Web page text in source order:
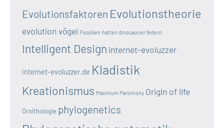
Evolutionsfaktoren Evolutionstheorie
evolution vögel Fossilien hatten dinosaurier federn
Intelligent Design internet-evoluzzer
internet-evoluzzer.de Kladistik
Kreationismus Maximum Parsimony Origin of life
Ornithologie phylogenetics